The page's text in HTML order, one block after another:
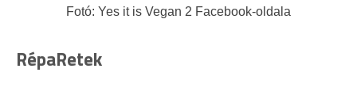
Fotó: Yes it is Vegan 2 Facebook-oldala
RépaRetek